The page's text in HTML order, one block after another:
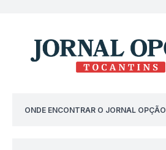
ONDE ENCONTRAR O JORNAL OPÇÃO